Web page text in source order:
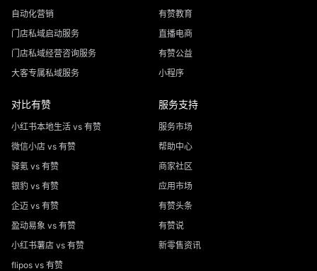
自动化营销
门店私域启动服务
门店私域经营咨询服务
大客专属私域服务
有赞教育
直播电商
有赞公益
小程序
对比有赞
小红书本地生活 vs 有赞
微信小店 vs 有赞
驿氪 vs 有赞
银豹 vs 有赞
企迈 vs 有赞
盈动易象 vs 有赞
小红书薯店 vs 有赞
flipos vs 有赞
服务支持
服务市场
帮助中心
商家社区
应用市场
有赞头条
有赞说
新零售资讯